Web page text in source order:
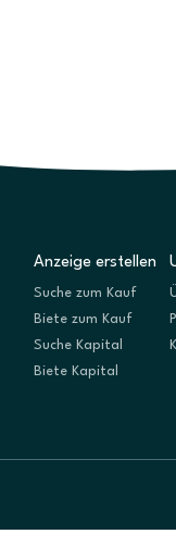
Anzeige erstellen
Suche zum Kauf
Biete zum Kauf
Suche Kapital
Biete Kapital